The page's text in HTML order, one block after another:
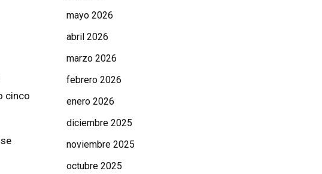
cinco
mayo 2026
abril 2026
marzo 2026
febrero 2026
enero 2026
diciembre 2025
noviembre 2025
octubre 2025